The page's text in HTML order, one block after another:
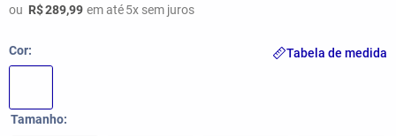
ou R$289,99 em até5x sem juros
Tamanho
Cor Tabela de medida